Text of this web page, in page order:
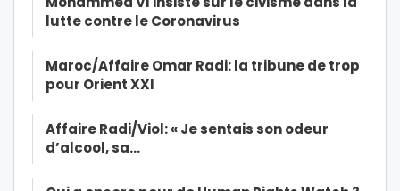
lutte contre le Coronavirus
Maroc/Affaire Omar Radi: la tribune de trop
pour Orient XXI
Affaire Radi/Viol: « Je sentais son odeur
d’alcool, sa…